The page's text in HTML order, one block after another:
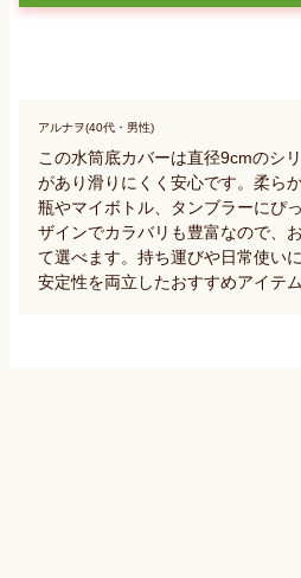
アルナヲ(40代・男性)
この水筒底カバーは直径9cmのシ
があり滑りにくく安心です。柔ら
瓶やマイボトル、タンブラーにぴ
ザインでカラバリも豊富なので、
て選べます。持ち運びや日常使い
安定性を両立したおすすめアイテム